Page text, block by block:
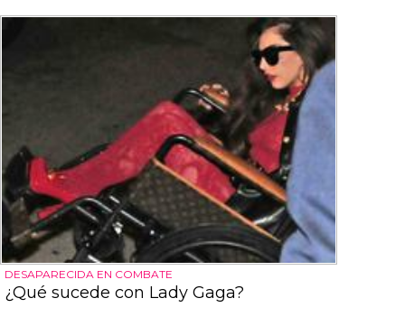
DESAPARECIDA EN COMBATE
¿Qué sucede con Lady Gaga?